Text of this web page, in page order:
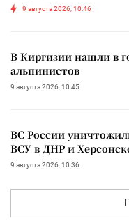
9 августа 2026, 10:46
В Киргизии нашли в
альпинистов
9 августа 2026, 10:45
ВС России
ВСУ в ДНР и
9 августа 2026, 10:36